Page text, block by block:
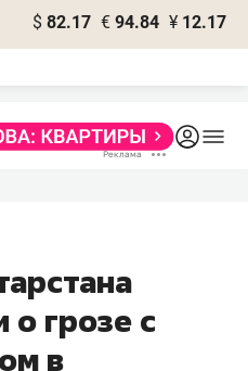
$ 82.17 € 94.84 ¥ 12.17
о грозе с
в